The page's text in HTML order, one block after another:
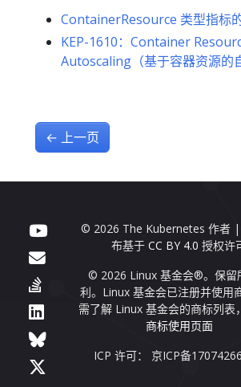
ContainerResource 类型指标
KEP-1610：Container
Autoscaling（基于容器资源的
← 上一页
© 2026 The Kubernetes 作者 |
布基于CC BY 4.0 授权许
© 2026 Linux 基金会®。保留
利。Linux 基金会已注册并使用
需了解 Linux 基金会的商标列表
商标使用页面
ICP 许可： 京ICP备